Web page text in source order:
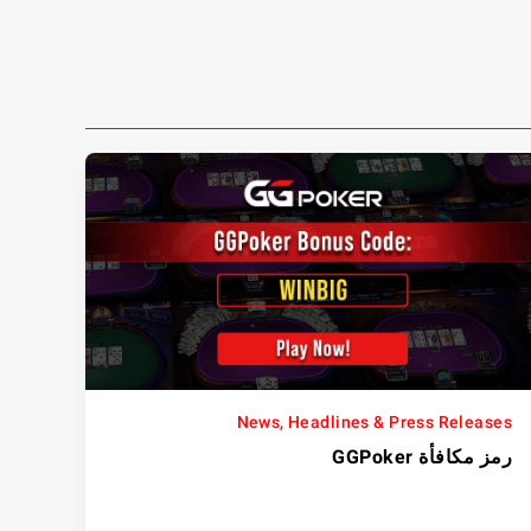
News, Headlines & Press Releases
رمز مكافأة GGPoker